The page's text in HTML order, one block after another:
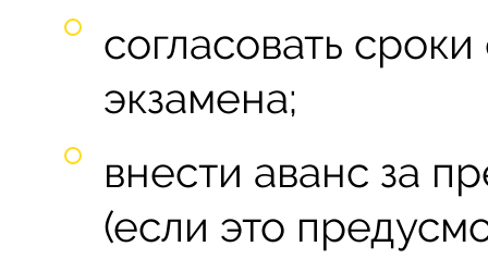
согласовать
экзамена;
внести аванс за
(если это